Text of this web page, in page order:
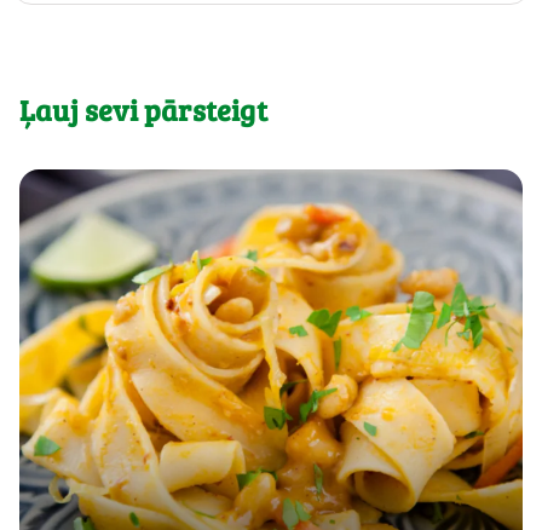
Ļauj sevi pārsteigt